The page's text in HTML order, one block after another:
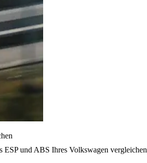
ESP und ABS Ihres Volkswagen vergleichen